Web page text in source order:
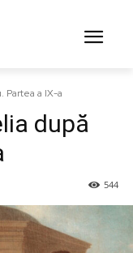
Partea a IX-a
după
544